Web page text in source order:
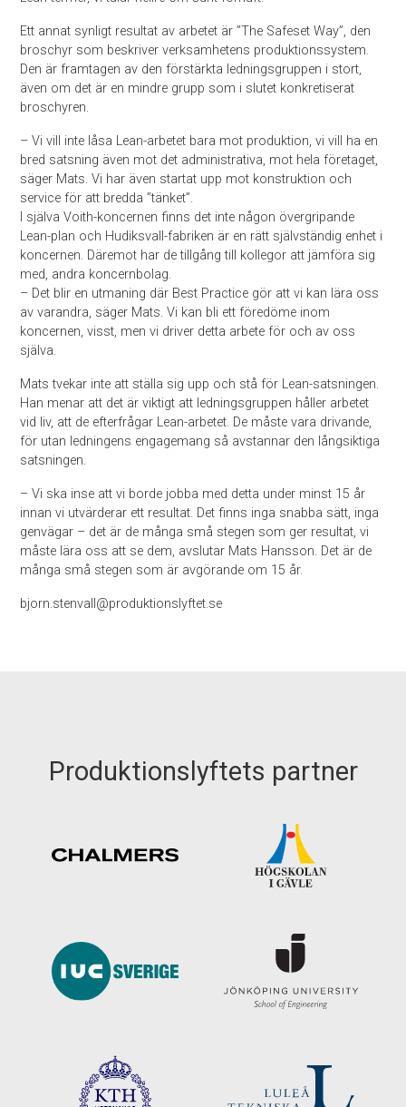
Ett annat synligt resultat av arbetet är ”The Safeset Way”, den
broschyr som beskriver verksamhetens produktionssystem.
Den är framtagen av den förstärkta ledningsgruppen i stort,
även om det är en mindre grupp som i slutet konkretiserat
broschyren.
– Vi vill inte låsa Lean-arbetet bara mot produktion, vi vill ha en
bred satsning även mot det administrativa, mot hela företaget,
säger Mats. Vi har även startat upp mot konstruktion och
service för att bredda ”tänket”.
I själva Voith-koncernen finns det inte någon övergripande
Lean-plan och Hudiksvall-fabriken är en rätt självständig enhet i
koncernen. Däremot har de tillgång till kollegor att jämföra sig
med, andra koncernbolag.
– Det blir en utmaning där Best Practice gör att vi kan lära oss
av varandra, säger Mats. Vi kan bli ett föredöme inom
koncernen, visst, men vi driver detta arbete för och av oss
själva.
Mats tvekar inte att ställa sig upp och stå för Lean-satsningen.
Han menar att det är viktigt att ledningsgruppen håller arbetet
vid liv, att de efterfrågar Lean-arbetet. De måste vara drivande,
för utan ledningens engagemang så avstannar den långsiktiga
satsningen.
– Vi ska inse att vi borde jobba med detta under minst 15 år
innan vi utvärderar ett resultat. Det finns inga snabba sätt, inga
genvägar – det är de många små stegen som ger resultat, vi
måste lära oss att se dem, avslutar Mats Hansson. Det är de
många små stegen som är avgörande om 15 år.
bjorn.stenvall@produktionslyftet.se
Produktionslyftets partner